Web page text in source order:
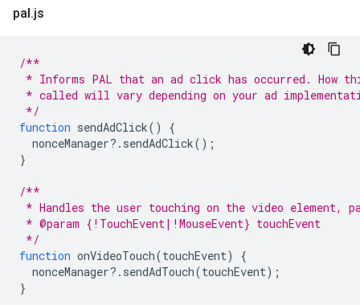
pal.js
/**
* Informs PAL that an ad click has occurred. How
* called will vary depending on your ad
*/
function sendAdClick()
{
nonceManager? . sendAdClick();
}
/**
* Handles the user touching on the video element,
* @param {!TouchEvent|!MouseEvent} touchEvent
*/
function onVideoTouch(touchEvent)
{
nonceManager? . sendAdTouch(touchEvent);
}